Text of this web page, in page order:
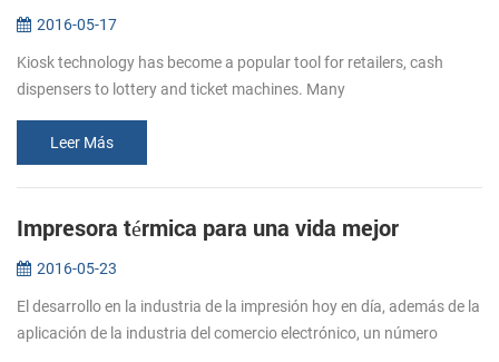
2016-05-17
Kiosk technology has become a popular tool for retailers, cash
dispensers to lottery and ticket machines. Many
make their customers’ e...
Leer Más
Impresora térmica para una vida mejor
2016-05-23
El desarrollo en la industria de la impresión hoy en día, además de la
aplicación de la industria del comercio electrónico, un número